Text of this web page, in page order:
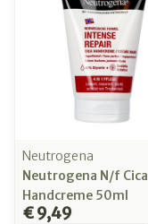
Neutrogena
Neutrogena N/f Cica
Handcreme 50ml
€ 9,49